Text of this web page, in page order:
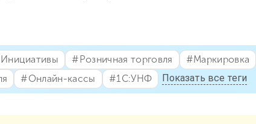
#⁣Розничная торговля #⁣Маркировка
#⁣Онлайн-кассы #⁣1С:УНФ Показать все теги